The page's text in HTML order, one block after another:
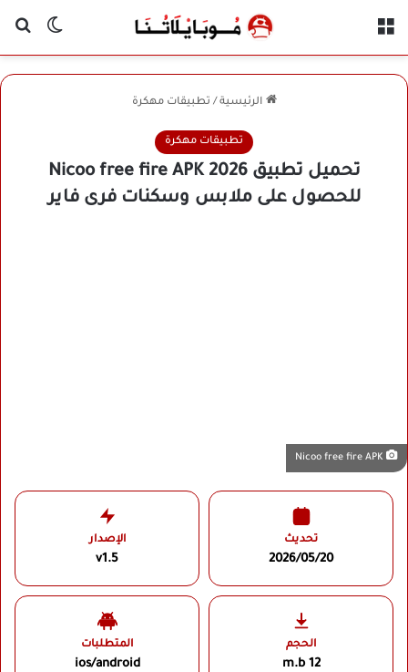
الوضع
الرئيسية / تطبيقات مهكرة
تطبيقات مهكرة
تحميل تطبيق Nicoo free fire APK 2026
للحصول على ملابس وسكنات فرى فاير
تحديث
2026/05/20
الإصدار
v1.5
الحجم
12 m.b
المتطلبات
ios/android